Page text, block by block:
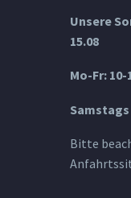
Unsere
15.08
Mo-Fr: 10-
Bitte